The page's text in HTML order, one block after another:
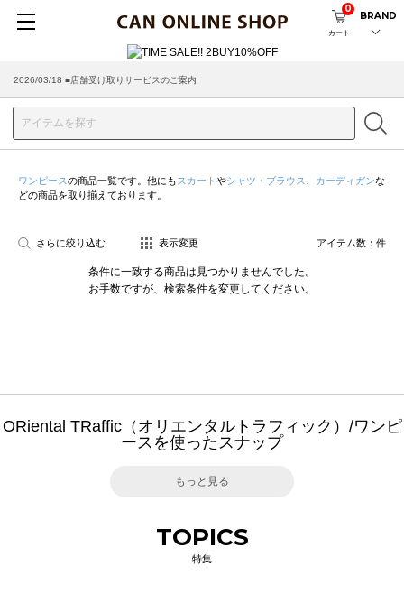
カート
0
BRAND
2026/03/18 ■店舗受け取りサービスのご案内
ワンピースの商品一覧です。他にも スカート やシャツ・ブラウス カーディガンな
どの商品を取り揃えております。
さらに絞り込む 表示変更 アイテム数： 件
条件に一致する商品は見つかりませんでした。
お手数ですが、検索条件を変更してください。
ORiental TRaffic（オリエンタルトラフィック）/ワンピ
ースを使ったスナップ
もっと見る
TOPICS
特集